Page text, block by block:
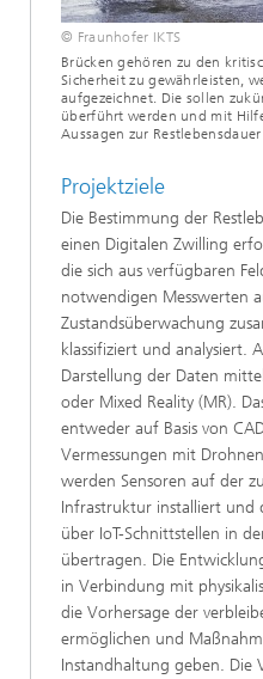
© Fraunhofer IKTS
Brücken gehören zu den
Sicherheit zu gewährleisten,
aufgezeichnet. Die sollen
überführt werden und mit
Aussagen zur
Projektziele
Die Bestimmung der
einen Digitalen Zwilling
die sich aus verfügbaren
notwendigen Messwerten
Zustandsüberwachung
klassifiziert und analysiert.
Darstellung der Daten
oder Mixed Reality (MR).
entweder auf Basis von
Vermessungen mit
werden Sensoren auf der
Infrastruktur installiert und
über IoT-Schnittstellen in
übertragen. Die
in Verbindung mit
die Vorhersage der
ermöglichen und
Instandhaltung geben. Die